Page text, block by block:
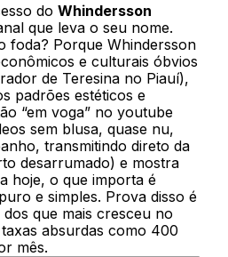
doWhindersson
que leva o seu nome.
foda? Porque Whindersson
e culturais óbvios
de Teresina no Piauí),
padrões estéticos e
“em voga” no youtube
sem blusa, quase nu,
transmitindo direto da
desarrumado) e mostra
hoje, o que importa é
e simples. Prova disso é
que mais cresceu no
absurdas como 400
mês.